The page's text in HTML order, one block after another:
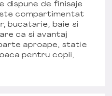
dispune de finisaje
compartimentat
bucatarie, baie si
ca si avantaj
aproape, statie
pentru copii,